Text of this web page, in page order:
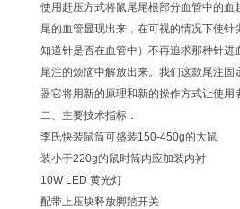
使用赶压方式将鼠尾尾根部分血管中的
尾的血管显现出来，在可视的情况下使
知道针是否在血管中）不再追求那种针
尾注的烦恼中解放出来。我们这款尾注
器它将用新的原理和新的操作方式让使
二、主要技术指标：
李氏快装鼠筒可盛装150-450g的大鼠
装小于220g的鼠时筒内应加装内衬
10W LED 黄光灯
配带上压块释放脚踏开关